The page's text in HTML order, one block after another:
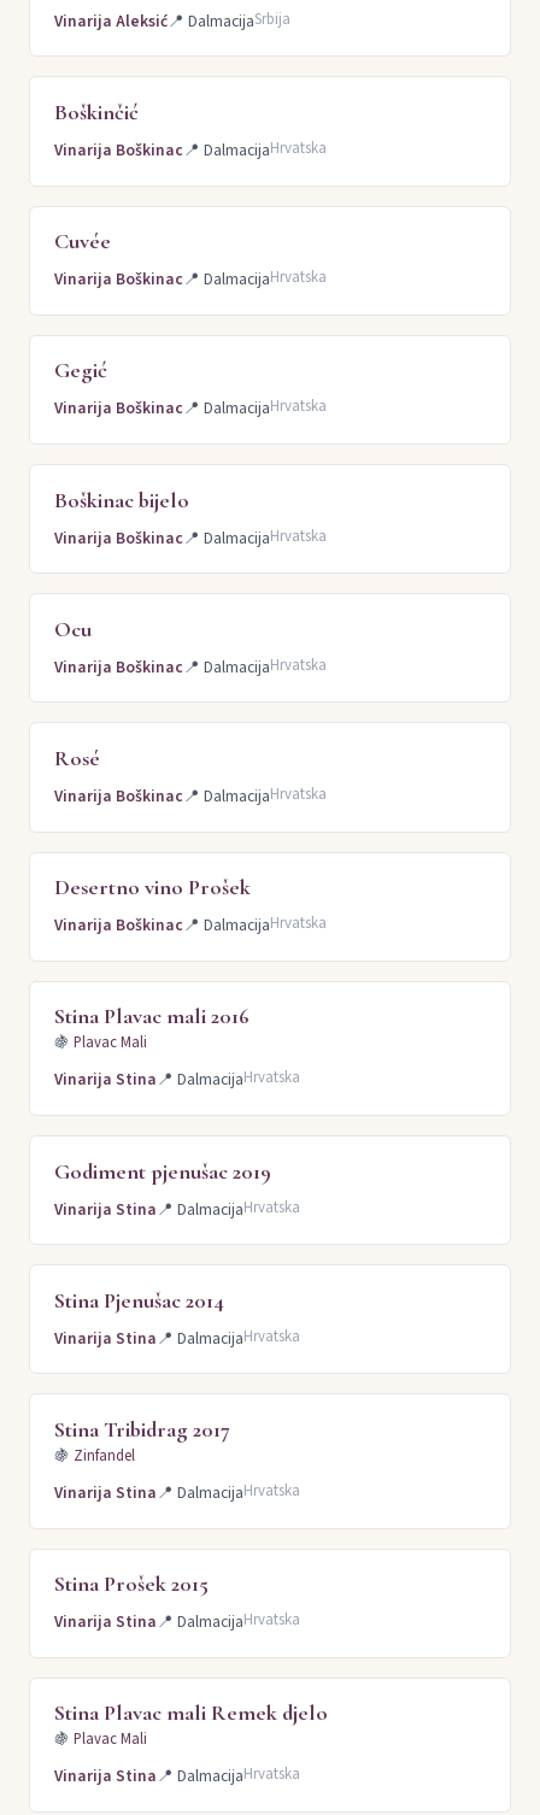
Vinarija Aleksić📍 DalmacijaSrbija
Boškinčić
Vinarija Boškinac📍 DalmacijaHrvatska
Cuvée
Vinarija Boškinac📍 DalmacijaHrvatska
Gegić
Vinarija Boškinac📍 DalmacijaHrvatska
Boškinac bijelo
Vinarija Boškinac📍 DalmacijaHrvatska
Ocu
Vinarija Boškinac📍 DalmacijaHrvatska
Rosé
Vinarija Boškinac📍 DalmacijaHrvatska
Desertno vino Prošek
Vinarija Boškinac📍 DalmacijaHrvatska
Stina Plavac mali 2016
🍇 Plavac Mali
Vinarija Stina📍 DalmacijaHrvatska
Godiment pjenušac 2019
Vinarija Stina📍 DalmacijaHrvatska
Stina Pjenušac 2014
Vinarija Stina📍 DalmacijaHrvatska
Stina Tribidrag 2017
🍇 Zinfandel
Vinarija Stina📍 DalmacijaHrvatska
Stina Prošek 2015
Vinarija Stina📍 DalmacijaHrvatska
Stina Plavac mali Remek djelo
🍇 Plavac Mali
Vinarija Stina📍 DalmacijaHrvatska